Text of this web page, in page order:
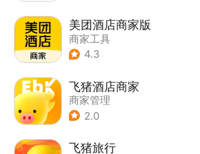
美团酒店商家版
商家工具
4.3
飞猪酒店商家
商家管理
2.0
飞猪旅行